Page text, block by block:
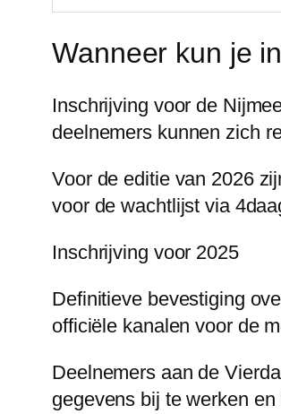
Wanneer kun je
Inschrijving voor de
deelnemers kunnen zich
Voor de editie van 2026
voor de wachtlijst via
Inschrijving voor 2025
Definitieve bevestiging
officiële kanalen voor de
Deelnemers aan de
gegevens bij te werken